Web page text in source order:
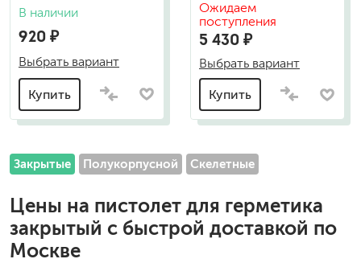
В наличии
920 ₽
Выбрать вариант
Купить
Ожидаем
поступления
5 430 ₽
Выбрать вариант
Купить
Закрытые Полукорпусной Скелетные
Цены на пистолет для герметика
закрытый с быстрой доставкой по
Москве